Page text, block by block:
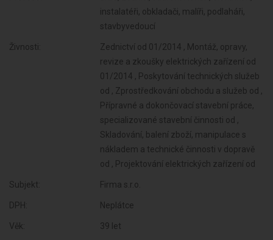
instalatéři, obkladači, malíři, podlaháři,
stavbyvedoucí
Živnosti:
Zednictví od 01/2014 , Montáž, opravy,
revize a zkoušky elektrických zařízení od
01/2014 , Poskytování technických služeb
od , Zprostředkování obchodu a služeb od ,
Přípravné a dokončovací stavební práce,
specializované stavební činnosti od ,
Skladování, balení zboží, manipulace s
nákladem a technické činnosti v dopravě
od , Projektování elektrických zařízení od
Subjekt: Firma s.r.o.
DPH: Neplátce
Věk: 39 let